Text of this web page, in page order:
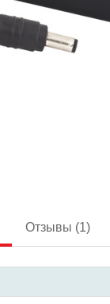
Отзывы (1)